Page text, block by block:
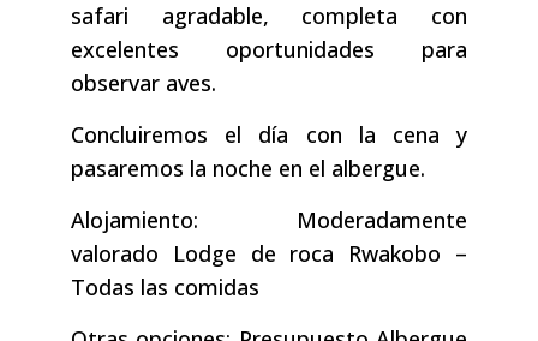
safari agradable, completa con
excelentes oportunidades para
observar aves.
Concluiremos el día con la cena y
pasaremos la noche en el albergue.
Alojamiento: Moderadamente
valorado Lodge de roca Rwakobo –
Todas las comidas